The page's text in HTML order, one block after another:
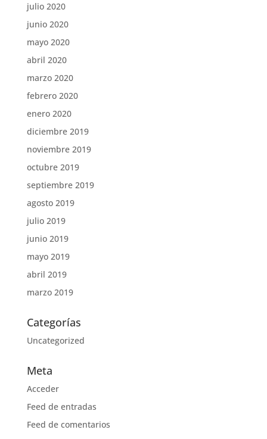
julio 2020
junio 2020
mayo 2020
abril 2020
marzo 2020
febrero 2020
enero 2020
diciembre 2019
noviembre 2019
octubre 2019
septiembre 2019
agosto 2019
julio 2019
junio 2019
mayo 2019
abril 2019
marzo 2019
Categorías
Uncategorized
Meta
Acceder
Feed de entradas
Feed de comentarios